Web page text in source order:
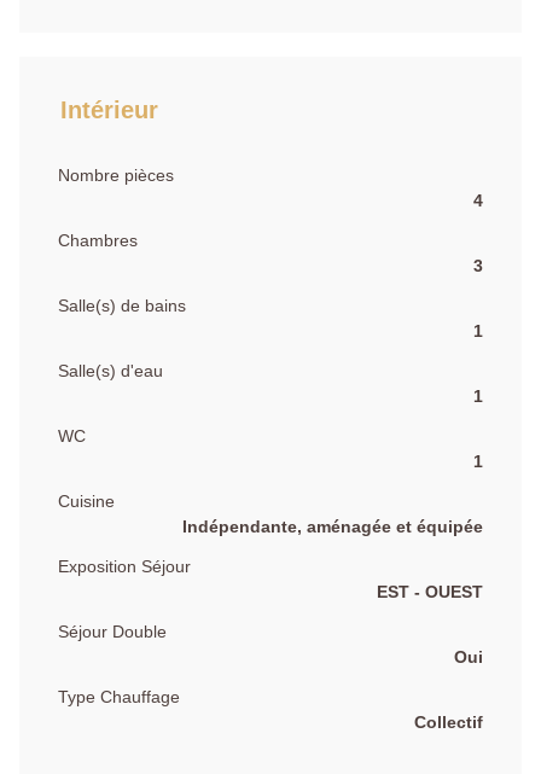
Intérieur
Nombre pièces
4
Chambres
3
Salle(s) de bains
1
Salle(s) d'eau
1
WC
1
Cuisine
Indépendante, aménagée et équipée
Exposition Séjour
EST - OUEST
Séjour Double
Oui
Type Chauffage
Collectif